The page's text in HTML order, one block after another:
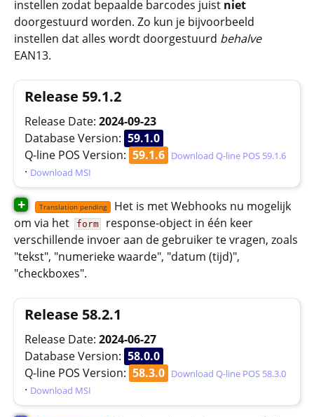
instellen zodat bepaalde barcodes juist niet
doorgestuurd worden. Zo kun je bijvoorbeeld
instellen dat alles wordt doorgestuurd behalve
EAN13.
Release 59.1.2
Release Date: 2024-09-23
Database Version: 59.1.0
Q-line POS Version: 59.1.6 Download Q-line POS 59.1.6
· Download MSI
+ Translation pending
Het is met Webhooks nu mogelijk
om via het
form
response-object in één keer
verschillende invoer aan de gebruiker te vragen, zoals
"tekst", "numerieke waarde", "datum (tijd)",
"checkboxes".
Release 58.2.1
Release Date: 2024-06-27
Database Version: 58.0.0
Q-line POS Version: 58.3.0 Download Q-line POS 58.3.0
· Download MSI